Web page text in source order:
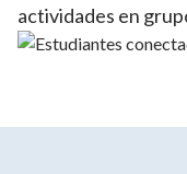
actividades en